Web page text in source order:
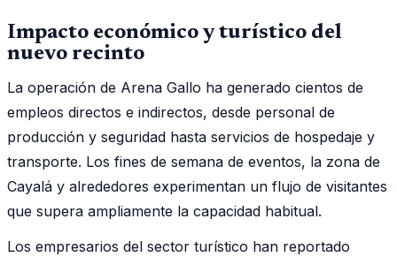
Impacto económico y turístico del
nuevo recinto
La operación de Arena Gallo ha generado cientos de
empleos directos e indirectos, desde personal de
producción y seguridad hasta servicios de hospedaje y
transporte. Los fines de semana de eventos, la zona de
Cayalá y alrededores experimentan un flujo de visitantes
que supera ampliamente la capacidad habitual.
Los empresarios del sector turístico han reportado